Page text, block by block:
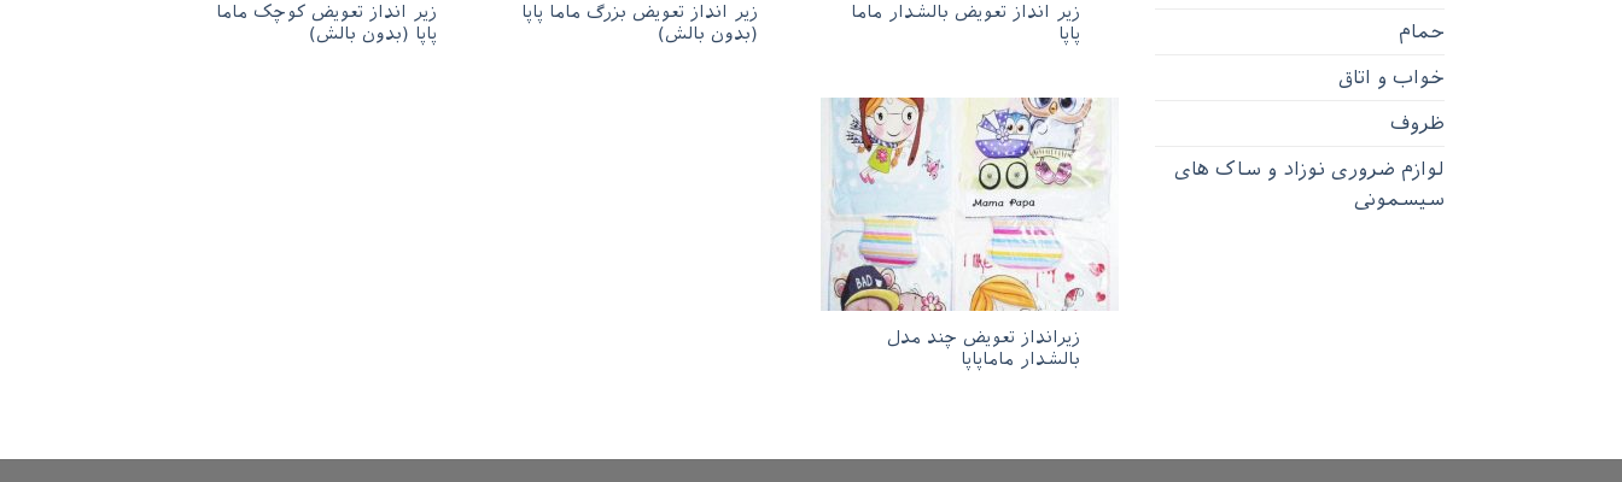
حمام
خواب و اتاق
ظروف
لوازم ضروری نوزاد و ساک های
سیسمونی
زیر انداز تعویض بالشدار ماما
پاپا
زیر انداز تعویض بزرگ ماما پاپا
(بدون بالش)
زیر انداز تعویض کوچک ماما
پاپا (بدون بالش)
زیرانداز تعویض چند مدل
بالشدار ماماپاپا